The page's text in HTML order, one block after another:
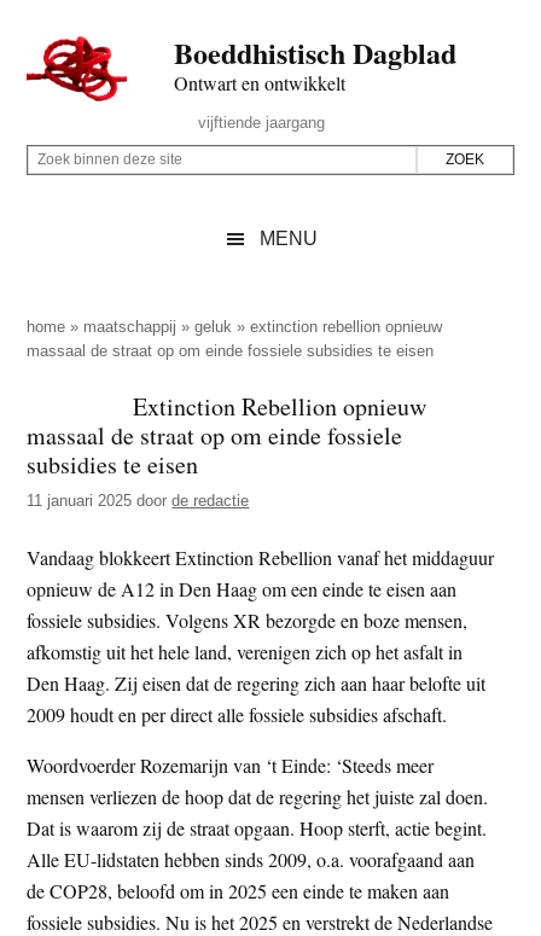
naar
de
inhoud
secondary
naar
de
sidebar
naar
de
Boeddhistisch Dagblad
Ontwart en ontwikkelt
Rechts
vijftiende jaargang
Z
p
d
z
e
s
t
e
Z
i
n
n
d
e
e
s
i
t
e
MENU
home » maatschappij »geluk »extinction rebellion opnieuw
massaal de straat op om einde fossiele subsidies te eisen
Extinction Rebellion opnieuw
massaal de straat op om einde fossiele
subsidies te eisen
11 januari 2025 doorde redactie
Vandaag blokkeert Extinction Rebellion vanaf het middaguur
opnieuw de A12 in Den Haag om een einde te eisen aan
fossiele subsidies. Volgens XR bezorgde en boze mensen,
afkomstig uit het hele land, verenigen zich op het asfalt in
Den Haag. Zij eisen dat de regering zich aan haar belofte uit
2009 houdt en per direct alle fossiele subsidies afschaft.
Woordvoerder Rozemarijn van ‘t Einde: ‘Steeds meer
mensen verliezen de hoop dat de regering het juiste zal doen.
Dat is waarom zij de straat opgaan. Hoop sterft, actie begint.
Alle EU-lidstaten hebben sinds 2009, o.a. voorafgaand aan
de COP28, beloofd om in 2025 een einde te maken aan
fossiele subsidies. Nu is het 2025 en verstrekt de Nederlandse